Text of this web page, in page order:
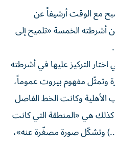
مع الوقت أرشيفاً عن
أشرطته الخمسة «تلميح إلى
التركيز عليها في أشرطته
وتمثّل مفهوم بيروت عموماً،
وكانت الخط الفاصل
هي «المنطقة التي كانت
وتشكّل صورة مصغّرة عنه»،